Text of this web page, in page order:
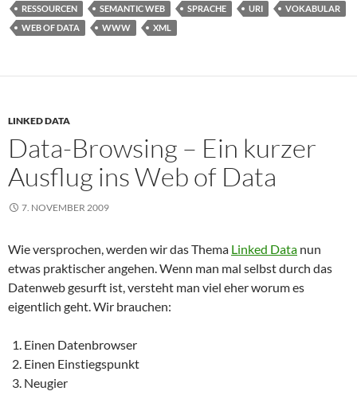
RESSOURCEN
SEMANTIC WEB SPRACHE URI
VOKABULAR
WEB OF DATA
WWW XML
LINKED DATA
Data-Browsing – Ein kurzer
Ausflug ins Web of Data
7. NOVEMBER 2009
Wie versprochen, werden wir das Thema Linked Data nun
etwas praktischer angehen. Wenn man mal selbst durch das
Datenweb gesurft ist, versteht man viel eher worum es
eigentlich geht. Wir brauchen:
Einen Datenbrowser
Einen Einstiegspunkt
Neugier